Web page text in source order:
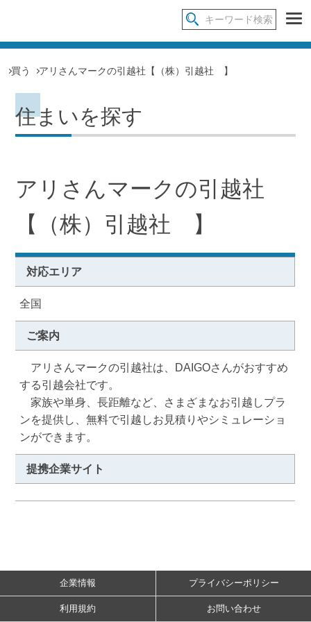
買う アリさんマークの引越社【（株）引越社 】
住まいを探す
アリさんマークの引越社
【（株）引越社 】
対応エリア
全国
ご案内
アリさんマークの引越社は、DAIGOさんがおすすめ
する引越会社です。
家族や単身、長距離など、さまざまなお引越しプラ
ンを提供し、無料で引越しお見積りやシミュレーショ
ンができます。
提携企業サイト
企業情報 プライバシーポリシー
利用規約 お問い合わせ